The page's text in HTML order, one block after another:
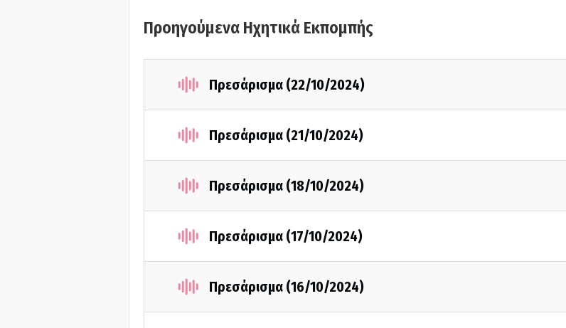
Προηγούμενα Ηχητικά Εκπομπής
Πρεσάρισμα (22/10/2024)
Πρεσάρισμα (21/10/2024)
Πρεσάρισμα (18/10/2024)
Πρεσάρισμα (17/10/2024)
Πρεσάρισμα (16/10/2024)